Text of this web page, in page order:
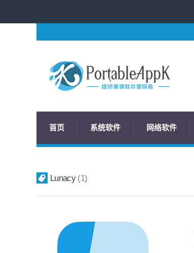
首页 系统软件 网络软件
Lunacy 1